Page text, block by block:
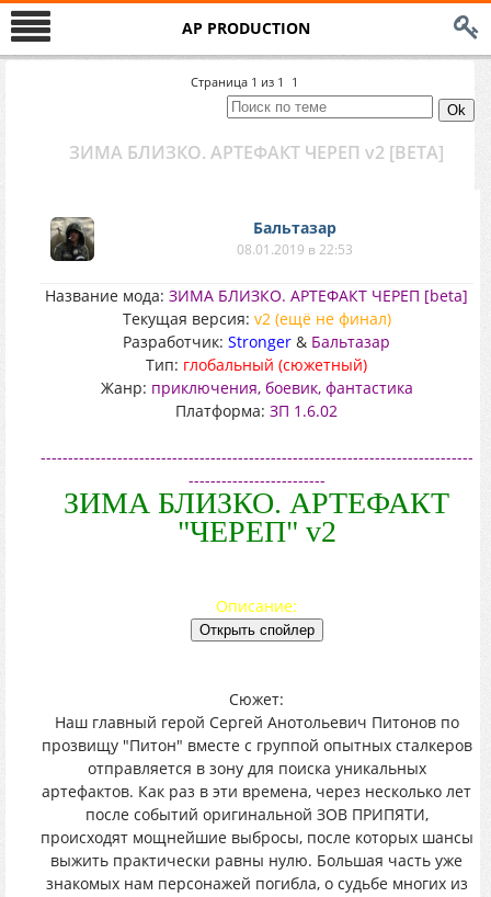
AP PRODUCTION
Страница 1 из 1 1
ЗИМА БЛИЗКО. АРТЕФАКТ ЧЕРЕП v2 [BETA]
Бальтазар
08.01.2019 в 22:53
Название мода: ЗИМА БЛИЗКО. АРТЕФАКТ ЧЕРЕП [beta]
Текущая версия: v2 (ещё не финал)
Разработчик: Stronger & Бальтазар
Тип: глобальный (сюжетный)
Жанр: приключения, боевик, фантастика
Платформа: ЗП 1.6.02
-------------------------------------------------------------------------------
-------------------------
ЗИМА БЛИЗКО. АРТЕФАКТ
"ЧЕРЕП" v2
Описание:
Сюжет:
Наш главный герой Сергей Анотольевич Питонов по
прозвищу "Питон" вместе с группой опытных сталкеров
отправляется в зону для поиска уникальных
артефактов. Как раз в эти времена, через несколько лет
после событий оригинальной ЗОВ ПРИПЯТИ,
происходят мощнейшие выбросы, после которых шансы
выжить практически равны нулю. Большая часть уже
знакомых нам персонажей погибла, о судьбе многих из